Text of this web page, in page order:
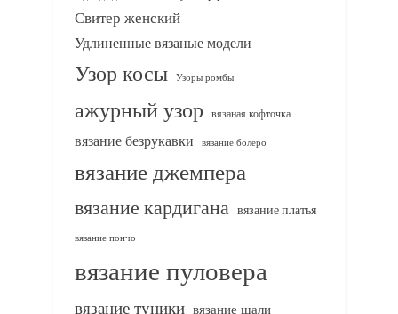
Свитер женский
Удлиненные вязаные модели
Узор косы Узоры ромбы
ажурный узор вязаная кофточка
вязание безрукавки вязание болеро
вязание джемпера
вязание кардигана вязание платья
вязание пончо
вязание пуловера
вязание туники вязание шали